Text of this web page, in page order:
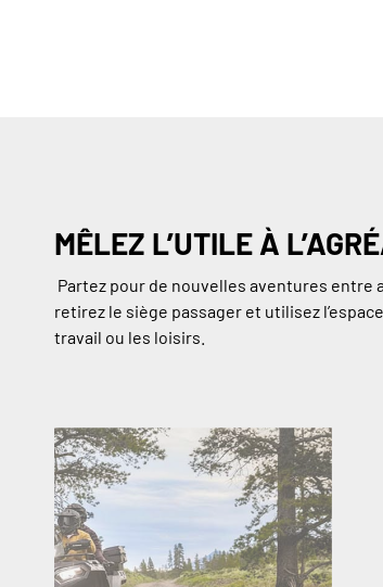
MÊLEZ L’UTILE À
Partez pour de nouvelles aventures entre
retirez le siège passager et utilisez
travail ou les loisirs.